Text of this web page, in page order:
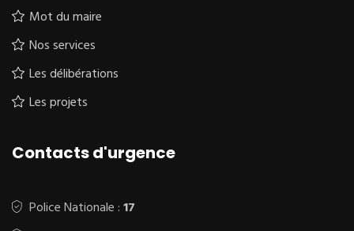
Mot du maire
Nos services
Les délibérations
Les projets
Contacts d'urgence
Police Nationale :17